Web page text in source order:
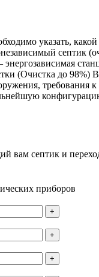
указать,
септик
(Очистка до 98%)
требования
вам септик и
приборов
+
+
+